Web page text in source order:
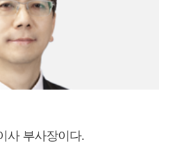
사 부사장이다.